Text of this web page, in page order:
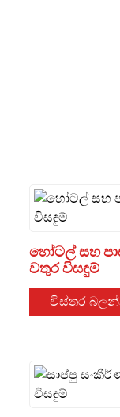
හෝටල් සහ
වතුර විසඳුම්
විස්තර